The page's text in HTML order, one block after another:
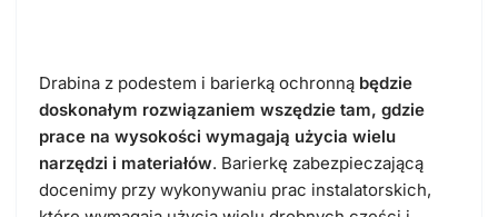
Drabina z podestem i barierką ochronną będzie
doskonałym rozwiązaniem wszędzie tam, gdzie
prace na wysokości wymagają użycia wielu
narzędzi i materiałów. Barierkę zabezpieczającą
docenimy przy wykonywaniu prac instalatorskich,